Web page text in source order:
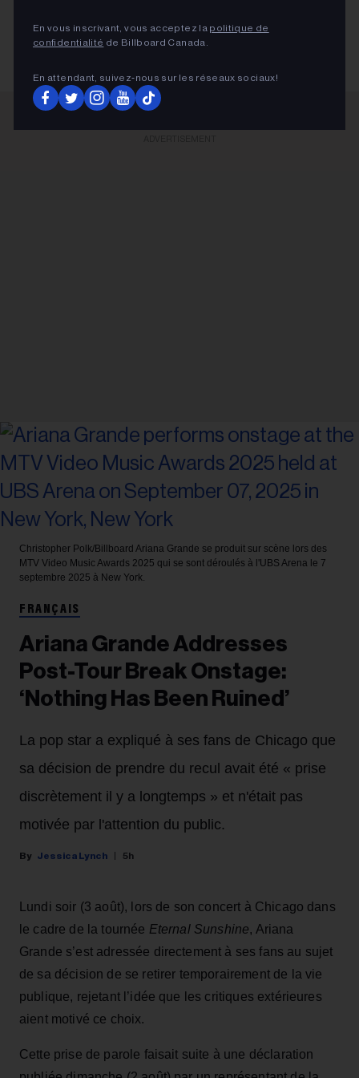
En vous inscrivant, vous acceptez la politique de
confidentialité de Billboard Canada.
En attendant, suivez‑nous sur les réseaux sociaux!
Christopher Polk/Billboard Ariana Grande se produit sur scène lors des
MTV Video Music Awards 2025 qui se sont déroulés à l'UBS Arena le 7
septembre 2025 à New York.
FRANÇAIS
Ariana Grande Addresses
Post-Tour Break Onstage:
‘Nothing Has Been Ruined’
La pop star a expliqué à ses fans de Chicago que
sa décision de prendre du recul avait été « prise
discrètement il y a longtemps » et n'était pas
motivée par l'attention du public.
Jessica Lynch 5h
Lundi soir (3 août), lors de son concert à Chicago dans
le cadre de la tournée Eternal Sunshine, Ariana
Grande s’est adressée directement à ses fans au sujet
de sa décision de se retirer temporairement de la vie
publique, rejetant l’idée que les critiques extérieures
aient motivé ce choix.
Cette prise de parole faisait suite à une déclaration